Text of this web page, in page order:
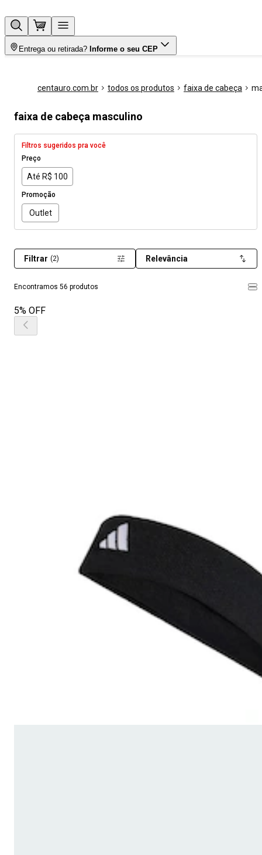
Entrega ou retirada? Informe o seu CEP
centauro.com.br todos os produtos faixa de cabeça
faixa de cabeça masculino
Filtros sugeridos pra você
Preço
Até R$ 100
Promoção
Outlet
Encontramos 56 produtos
Filtrar (2) Relevância
5% OFF